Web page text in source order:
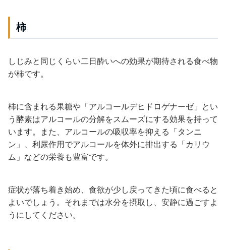
柿
しじみと同じくらい二日酔いへの効果が期待される食べ物
が柿です。
柿に含まれる果糖や「アルコールデヒドロゲナーゼ」とい
う酵素はアルコールの分解をスムーズにする効果を持って
います。また、アルコールの吸収率を抑える「タンニ
ン」、利尿作用でアルコールを体外に排出する「カリウ
ム」などの栄養も豊富です。
症状が落ち着き始め、食欲が少し戻ってきた頃に食べると
よいでしょう。それまでは水分を摂取し、安静に過ごすよ
うにしてください。